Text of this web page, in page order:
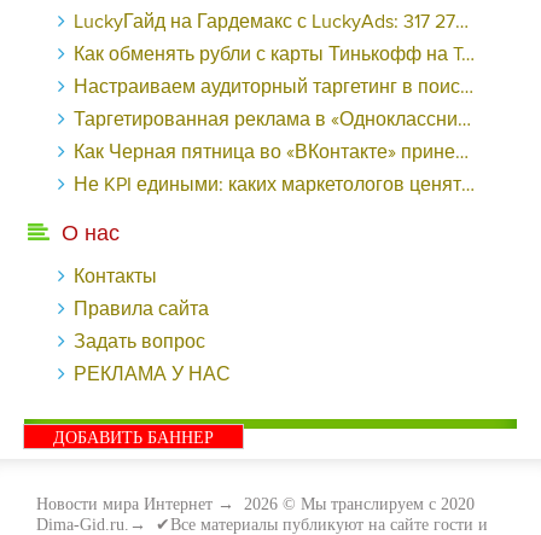
LuckyГайд на Гардемакс с LuckyAds: 317 279 рублей за 10 дней - «Надо знать»
Как обменять рубли с карты Тинькофф на Tether ERC20 (USDT)?
Настраиваем аудиторный таргетинг в поисковой кампании Google Ads - «Заработок»
Таргетированная реклама в «Одноклассниках»: как ее настроить и нужно ли - «Заработок»
Как Черная пятница во «ВКонтакте» принесла магазину подарков 221 продажу по цене 38 рублей - «Заработок»
Не KPI едиными: каких маркетологов ценят - «Заработок»
О нас
Контакты
Правила сайта
Задать вопрос
РЕКЛАМА У НАС
ДОБАВИТЬ БАННЕР
Новости мира Интернет → 2026 © Мы транслируем с 2020
Dima-Gid.ru.→ ✔Все материалы публикуют на сайте гости и